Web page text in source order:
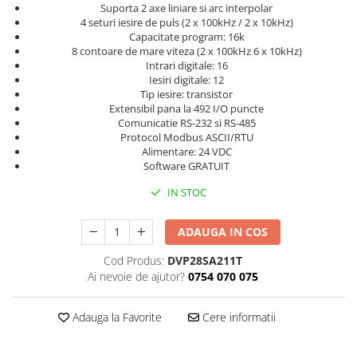
Relee termice
Cam Switches
Cleme sir
Accesorii cleme
Cleme 10mm
Cleme 2.5mm
Cleme 4mm
Suporta 2 axe liniare si arc interpolar
4 seturi iesire de puls (2 x 100kHz / 2 x 10kHz)
Capacitate program: 16k
8 contoare de mare viteza (2 x 100kHz 6 x 10kHz)
Intrari digitale: 16
Iesiri digitale: 12
Tip iesire: transistor
Extensibil pana la 492 I/O puncte
Comunicatie RS-232 si RS-485
Protocol Modbus ASCII/RTU
Alimentare: 24 VDC
Software GRATUIT
IN STOC
ADAUGA IN COS
Cod Produs: DVP28SA211T
Ai nevoie de ajutor? 0754 070 075
Adauga la Favorite Cere informatii